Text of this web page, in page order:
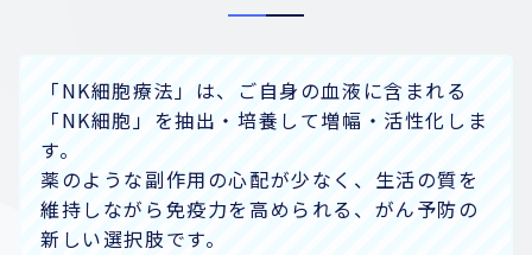
「NK細胞療法」は、ご自身の血液に含まれる
「NK細胞」を抽出・培養して増幅・活性化しま
す。
薬のような副作用の心配が少なく、生活の質を
維持しながら免疫力を高められる、がん予防の
新しい選択肢です。